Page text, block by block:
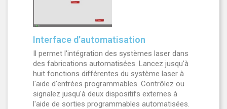
Interface d'automatisation
Il permet l'intégration des systèmes laser dans
des fabrications automatisées. Lancez jusqu'à
huit fonctions différentes du système laser à
l'aide d'entrées programmables. Contrôlez ou
signalez jusqu'à deux dispositifs externes à
l'aide de sorties programmables automatisées.